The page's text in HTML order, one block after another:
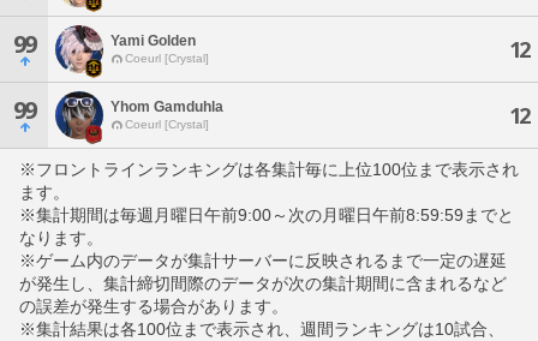
99 Yami Golden
Coeurl [Crystal] 12
99 Yhom Gamduhla
Coeurl [Crystal] 12
※フロントラインランキングは各集計毎に上位100位まで表示され
ます。
※集計期間は毎週月曜日午前9:00～次の月曜日午前8:59:59までと
なります。
※ゲーム内のデータが集計サーバーに反映されるまで一定の遅延
が発生し、集計締切間際のデータが次の集計期間に含まれるなど
の誤差が発生する場合があります。
※集計結果は各100位まで表示され、週間ランキングは10試合、